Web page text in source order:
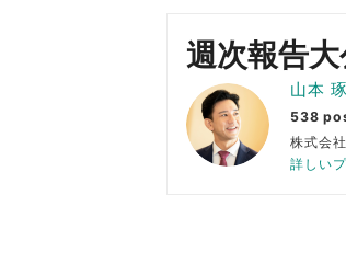
週次報告大
山本
538
株式会
詳しい